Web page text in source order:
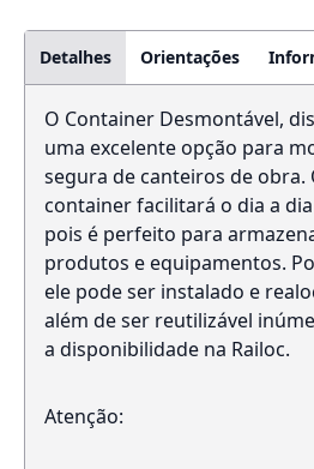
Detalhes Orientações
O Container Desmontável,
uma excelente opção para
segura de canteiros de obra.
container facilitará o dia a
pois é perfeito para
produtos e equipamentos.
ele pode ser instalado e
além de ser reutilizável
a disponibilidade na Railoc.
Atenção: